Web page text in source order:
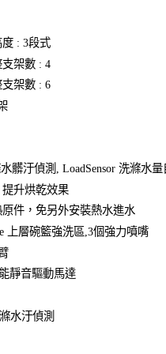
度 : 3段式
支架數 : 4
支架數 : 6
水髒汙偵測, LoadSensor 洗滌水量
升烘乾效果
件，免另外安裝熱水進水
上層碗籃強洗區,3個強力噴嘴
靜音驅動馬達
水汙偵測